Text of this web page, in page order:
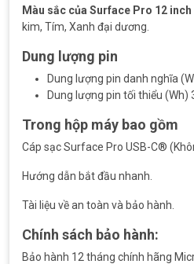
Màu sắc của Surface Pro 12
kim, Tím, Xanh đại dương.
Dung lượng pin
Dung lượng pin danh nghĩa
Dung lượng pin tối thiểu (Wh)
Trong hộp máy bao gồm
Cáp sạc Surface Pro USB-C®
Hướng dẫn bắt đầu nhanh.
Tài liệu về an toàn và bảo hành.
Chính sách bảo hành:
Bảo hành 12 tháng chính hãng